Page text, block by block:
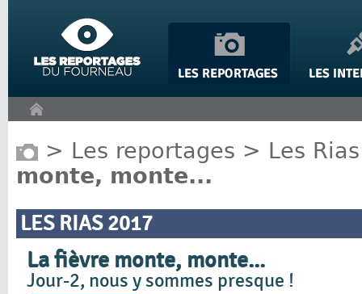
> Les reportages > Les Rias
monte, monte...
LES RIAS 2017
La fièvre monte, monte...
Jour-2, nous y sommes presque !